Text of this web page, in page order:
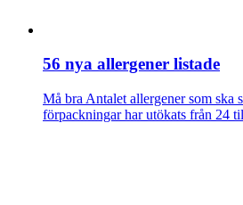
56 nya allergener listade
Må bra Antalet allergener som ska
förpackningar har utökats från 24